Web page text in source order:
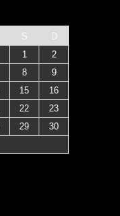
S
D
1
2
8
9
15
16
22
23
29
30